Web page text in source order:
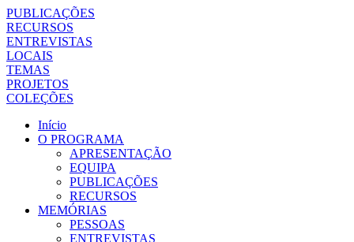
PUBLICAÇÕES
RECURSOS
ENTREVISTAS
LOCAIS
TEMAS
PROJETOS
COLEÇÕES
Início
O PROGRAMA
APRESENTAÇÃO
EQUIPA
PUBLICAÇÕES
RECURSOS
MEMÓRIAS
PESSOAS
ENTREVISTAS